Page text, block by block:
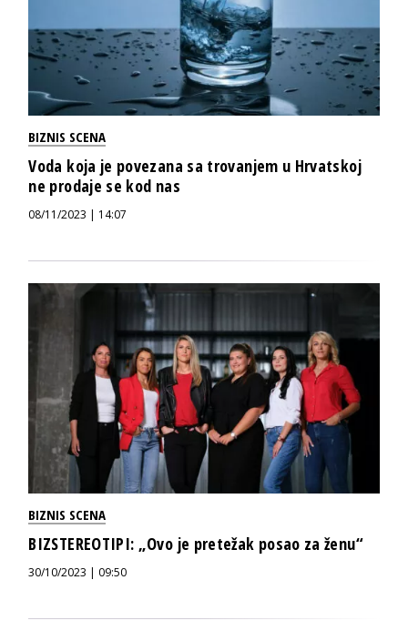
BIZNIS SCENA
Voda koja je povezana sa trovanjem u Hrvatskoj
ne prodaje se kod nas
08/11/2023 | 14:07
BIZNIS SCENA
BIZSTEREOTIPI: „Ovo je pretežak posao za ženu“
30/10/2023 | 09:50